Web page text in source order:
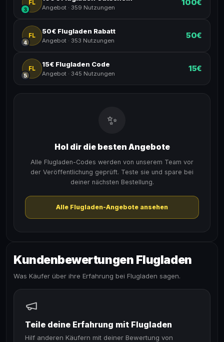
FL
3 Angebot · 359 Nutzungen
100€
FL
4
50€ Flugladen Rabatt
Angebot · 353 Nutzungen
50€
FL
5
15€ Flugladen Code
Angebot · 345 Nutzungen
15€
✨
Hol dir die besten Angebote
Alle Flugladen-Codes werden von unserem Team vor
der Veröffentlichung geprüft. Teste sie und spare bei
deiner nächsten Bestellung.
Alle Flugladen-Angebote ansehen
Kundenbewertungen Flugladen
Was Käufer über ihre Erfahrung bei Flugladen sagen.
Teile deine Erfahrung mit Flugladen
Hilf anderen Käufern mit deiner Bewertung von